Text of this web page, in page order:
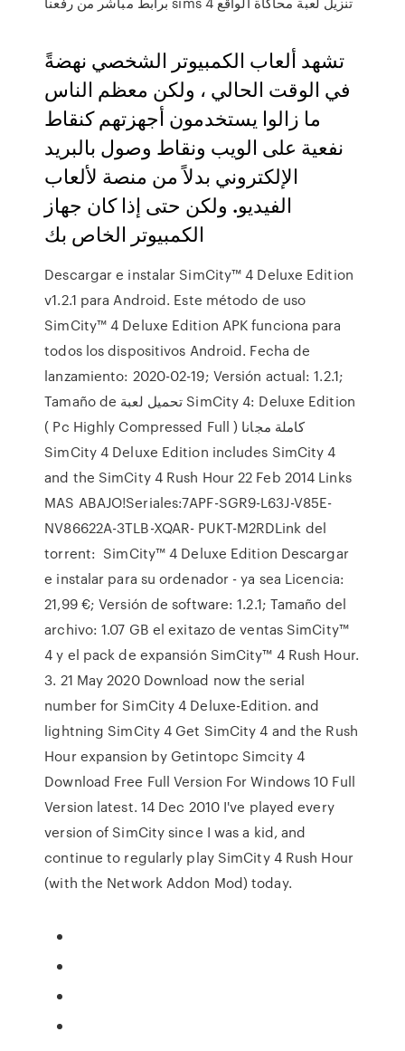
تشهد ألعاب الكمبيوتر الشخصي نهضةً
في الوقت الحالي ، ولكن معظم الناس
ما زالوا يستخدمون أجهزتهم كنقاط
نفعية على الويب ونقاط وصول بالبريد
الإلكتروني بدلاً من منصة لألعاب
الفيديو. ولكن حتى إذا كان جهاز
الكمبيوتر الخاص بك
Descargar e instalar SimCity™ 4 Deluxe Edition
v1.2.1 para Android. Este método de uso
SimCity™ 4 Deluxe Edition APK funciona para
todos los dispositivos Android. Fecha de
lanzamiento: 2020-02-19; Versión actual: 1.2.1;
Tamaño de تحميل لعبة SimCity 4: Deluxe Edition
( Pc Highly Compressed Full ) كاملة مجانا
SimCity 4 Deluxe Edition includes SimCity 4
and the SimCity 4 Rush Hour 22 Feb 2014 Links
MAS ABAJO!Seriales:7APF-SGR9-L63J-V85E-
NV86622A-3TLB-XQAR- PUKT-M2RDLink del
torrent: SimCity™ 4 Deluxe Edition Descargar
e instalar para su ordenador - ya sea Licencia:
21,99 €; Versión de software: 1.2.1; Tamaño del
archivo: 1.07 GB el exitazo de ventas SimCity™
4 y el pack de expansión SimCity™ 4 Rush Hour.
3. 21 May 2020 Download now the serial
number for SimCity 4 Deluxe-Edition. and
lightning SimCity 4 Get SimCity 4 and the Rush
Hour expansion by Getintopc Simcity 4
Download Free Full Version For Windows 10 Full
Version latest. 14 Dec 2010 I've played every
version of SimCity since I was a kid, and
continue to regularly play SimCity 4 Rush Hour
(with the Network Addon Mod) today.